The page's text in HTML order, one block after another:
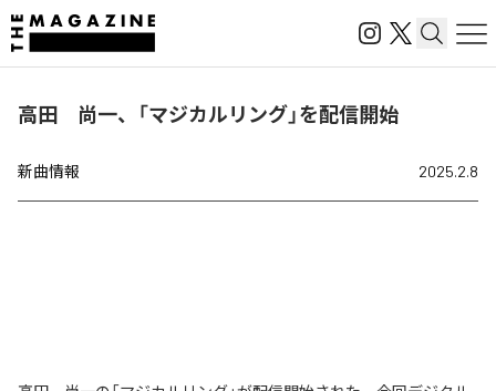
高田 尚一、「マジカルリング」を配信開始
新曲情報 2025.2.8